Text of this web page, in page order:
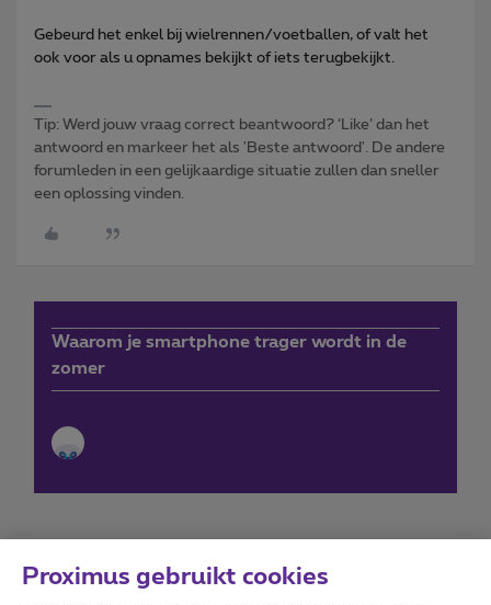
Gebeurd het enkel bij wielrennen/voetballen, of valt het
ook voor als u opnames bekijkt of iets terugbekijkt.
Tip: Werd jouw vraag correct beantwoord? ‘Like’ dan het
antwoord en markeer het als 'Beste antwoord'. De andere
forumleden in een gelijkaardige situatie zullen dan sneller
een oplossing vinden.
Waarom je smartphone trager wordt in de
zomer
Proximus gebruikt cookies